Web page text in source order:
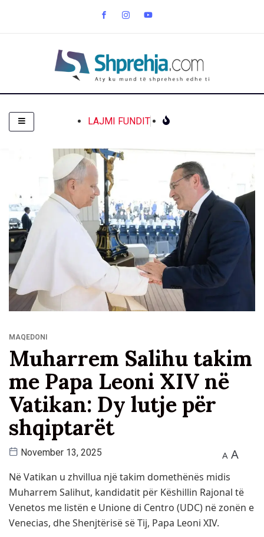
LAJMI FUNDIT
MAQEDONI
Muharrem Salihu takim
me Papa Leoni XIV në
Vatikan: Dy lutje për
shqiptarët
November 13, 2025 A A
Në Vatikan u zhvillua një takim domethënës midis
Muharrem Salihut, kandidatit për Këshillin Rajonal të
Venetos me listën e Unione di Centro (UDC) në zonën e
Venecias, dhe Shenjtërisë së Tij, Papa Leoni XIV.